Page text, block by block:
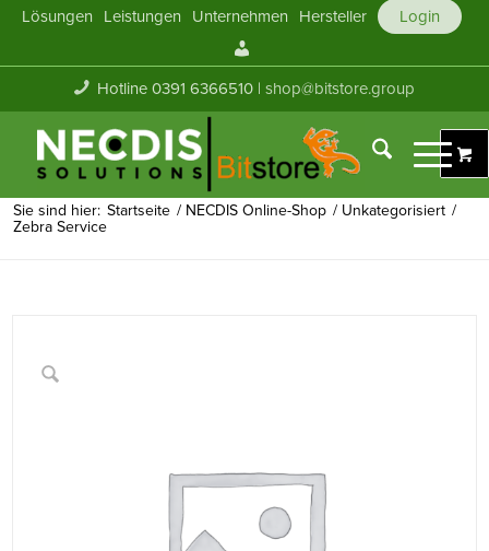
Lösungen Leistungen Unternehmen Hersteller
Login
Konto
Hotline 0391 6366510 |shop@bitstore.group
Sie sind hier: Startseite / NECDIS Online-Shop / Unkategorisiert /
Zebra Service